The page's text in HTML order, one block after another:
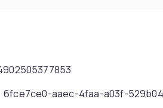
6fce7ce0-aaec-4faa-a03f-